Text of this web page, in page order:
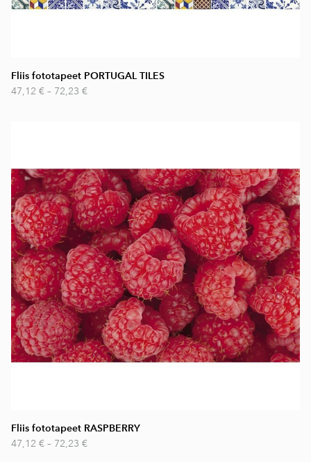
Fliis fototapeet PORTUGAL TILES
47,12 € – 72,23 €
Fliis fototapeet RASPBERRY
47,12 € – 72,23 €